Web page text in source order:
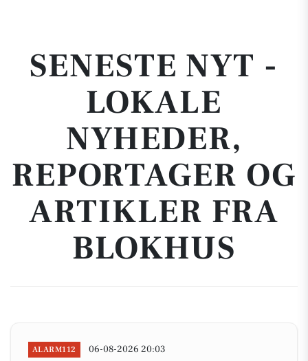
SENESTE NYT -
LOKALE
NYHEDER,
REPORTAGER OG
ARTIKLER FRA
BLOKHUS
ALARM112 06-08-2026 20:03